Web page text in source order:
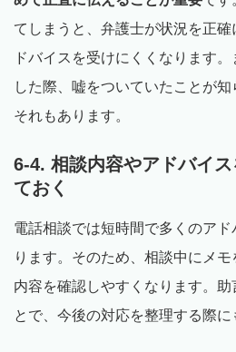
てしまうと、弁護士が状況を正
ドバイスを受けにくくなります
した際、嘘をついていたことが
それもあります。
6-4. 相談内容やアドバイ
ておく
電話相談では短時間で多くのア
ります。そのため、相談中にメ
内容を確認しやすくなります。助
とで、今後の対応を整理する際に